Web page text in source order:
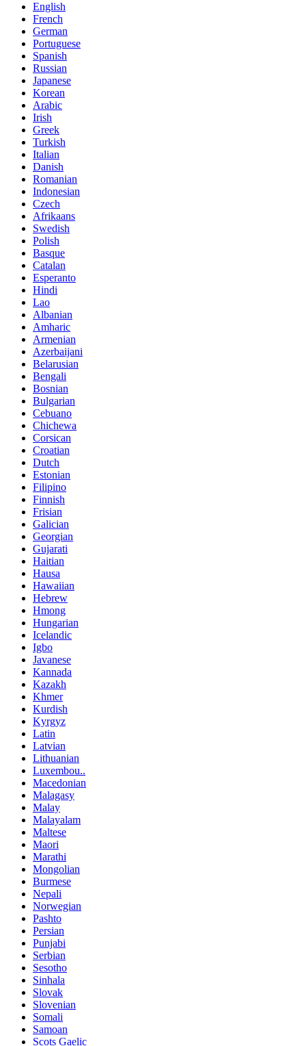
English
French
German
Portuguese
Spanish
Russian
Japanese
Korean
Arabic
Irish
Greek
Turkish
Italian
Danish
Romanian
Indonesian
Czech
Afrikaans
Swedish
Polish
Basque
Catalan
Esperanto
Hindi
Lao
Albanian
Amharic
Armenian
Azerbaijani
Belarusian
Bengali
Bosnian
Bulgarian
Cebuano
Chichewa
Corsican
Croatian
Dutch
Estonian
Filipino
Finnish
Frisian
Galician
Georgian
Gujarati
Haitian
Hausa
Hawaiian
Hebrew
Hmong
Hungarian
Icelandic
Igbo
Javanese
Kannada
Kazakh
Khmer
Kurdish
Kyrgyz
Latin
Latvian
Lithuanian
Luxembou..
Macedonian
Malagasy
Malay
Malayalam
Maltese
Maori
Marathi
Mongolian
Burmese
Nepali
Norwegian
Pashto
Persian
Punjabi
Serbian
Sesotho
Sinhala
Slovak
Slovenian
Somali
Samoan
Scots Gaelic